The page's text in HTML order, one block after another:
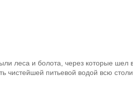
леса и болота, через которые шел
чистейшей питьевой водой всю